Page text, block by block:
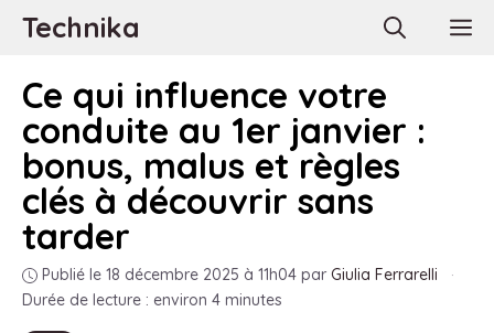
AllerTechnika
Ce qui influence votre
conduite au 1er janvier :
bonus, malus et règles
clés à découvrir sans
tarder
Publié le 18 décembre 2025 à 11h04 par Giulia Ferrarelli
·
Durée de lecture : environ 4 minutes